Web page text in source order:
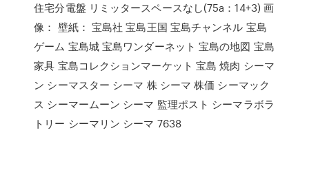
住宅分電盤 リミッタースペースなし(75a：14+3) 画
像： 壁紙： 宝島社 宝島王国 宝島チャンネル 宝島
ゲーム 宝島城 宝島ワンダーネット 宝島の地図 宝島
家具 宝島コレクションマーケット 宝島 焼肉 シーマ
ン シーマスター シーマ 株 シーマ 株価 シーマック
ス シーマームーン シーマ 監理ポスト シーマラボラ
トリー シーマリン シーマ 7638